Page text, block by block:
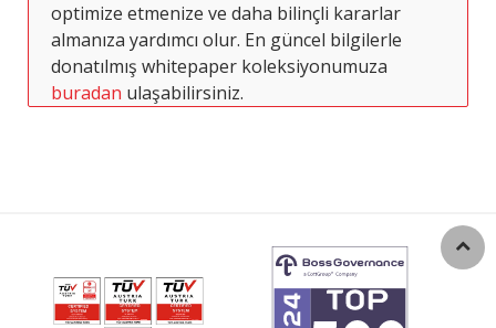
optimize etmenize ve daha bilinçli kararlar
almanıza yardımcı olur. En güncel bilgilerle
donatılmış whitepaper koleksiyonumuza
buradan ulaşabilirsiniz.